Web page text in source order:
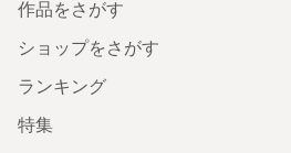
作品をさがす
ショップをさがす
ランキング
特集